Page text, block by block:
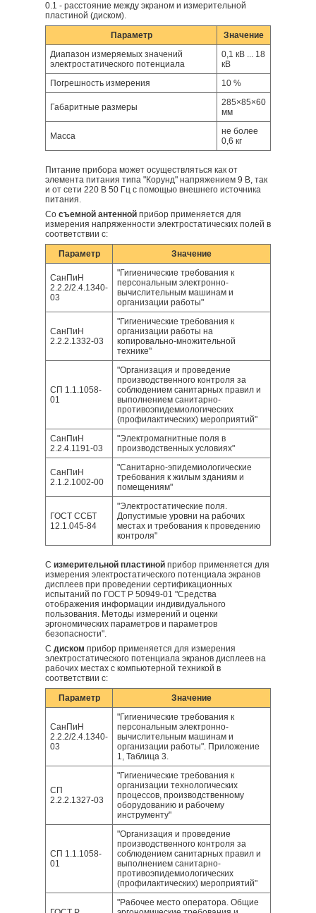
0.1 - расстояние между экраном и измерительной
пластиной (диском).
Параметр
Значение
Диапазон измеряемых значений
электростатического потенциала
0,1 кВ ... 18
кВ
Погрешность измерения
10 %
Габаритные размеры
285×85×60
мм
Масса
не более
0,6 кг
Питание прибора может осуществляться как от
элемента питания типа "Корунд" напряжением 9 В, так
и от сети 220 В 50 Гц с помощью внешнего источника
питания.
Со съемной антенной прибор применяется для
измерения напряженности электростатических полей в
соответствии с:
Параметр
Значение
СанПиН
2.2.2/2.4.1340-
03
"Гигиенические требования к
персональным электронно-
вычислительным машинам и
организации работы"
СанПиН
2.2.2.1332-03
"Гигиенические требования к
организации работы на
копировально-множительной
технике"
СП 1.1.1058-
01
"Организация и проведение
производственного контроля за
соблюдением санитарных правил и
выполнением санитарно-
противоэпидемиологических
(профилактических) мероприятий"
СанПиН
2.2.4.1191-03
"Электромагнитные поля в
производственных условиях"
СанПиН
2.1.2.1002-00
"Санитарно-эпидемиологические
требования к жилым зданиям и
помещениям"
ГОСТ ССБТ
12.1.045-84
"Электростатические поля.
Допустимые уровни на рабочих
местах и требования к проведению
контроля"
С измерительной пластиной прибор применяется для
измерения электростатического потенциала экранов
дисплеев при проведении сертификационных
испытаний по ГОСТ Р 50949-01 "Средства
отображения информации индивидуального
пользования. Методы измерений и оценки
эргономических параметров и параметров
безопасности".
С диском прибор применяется для измерения
электростатического потенциала экранов дисплеев на
рабочих местах с компьютерной техникой в
соответствии с:
Параметр
Значение
СанПиН
2.2.2/2.4.1340-
03
"Гигиенические требования к
персональным электронно-
вычислительным машинам и
организации работы". Приложение
1, Таблица 3.
СП
2.2.2.1327-03
"Гигиенические требования к
организации технологических
процессов, производственному
оборудованию и рабочему
инструменту"
СП 1.1.1058-
01
"Организация и проведение
производственного контроля за
соблюдением санитарных правил и
выполнением санитарно-
противоэпидемиологических
(профилактических) мероприятий"
"Рабочее место оператора. Общие